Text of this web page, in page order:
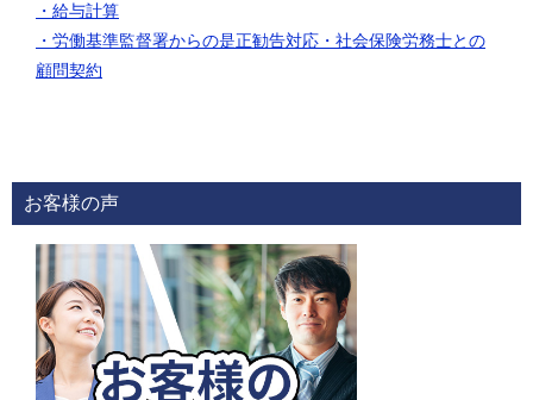
・給与計算
・労働基準監督署からの是正勧告対応 ・社会保険労務士との
顧問契約
お客様の声